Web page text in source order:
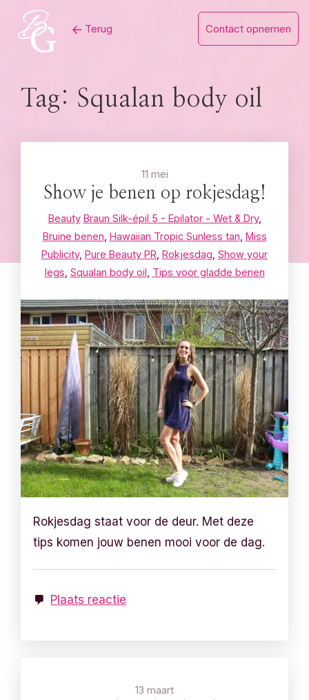
content
Terug Contact opnemen
Tag: Squalan body oil
11 mei
Show je benen op rokjesdag!
Beauty Braun Silk-épil 5 - Epilator - Wet & Dry,
Bruine benen Hawaiian Tropic Sunless tan Miss
Publicity, Pure Beauty PR Rokjesdag Show your
legs Squalan body oil Tips voor gladde benen
Rokjesdag staat voor de deur. Met deze
tips komen jouw benen mooi voor de dag.
Plaats reactie
13 maart